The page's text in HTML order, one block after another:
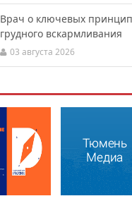
Врач о ключевых
грудного вскармливания
03 августа 2026